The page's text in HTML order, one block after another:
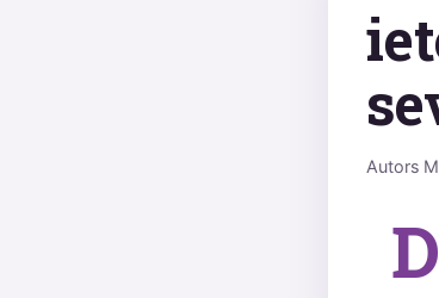
Autors
D